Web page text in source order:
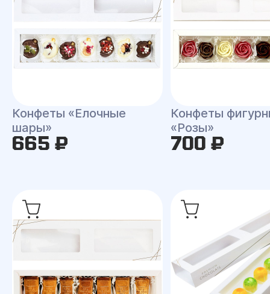
Конфеты «Елочные
шары»
665 ₽
Конфеты
«Розы»
700 ₽